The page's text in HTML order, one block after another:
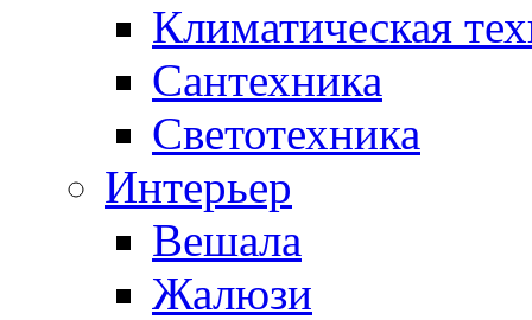
Климатическая
Сантехника
Светотехника
Интерьер
Вешала
Жалюзи